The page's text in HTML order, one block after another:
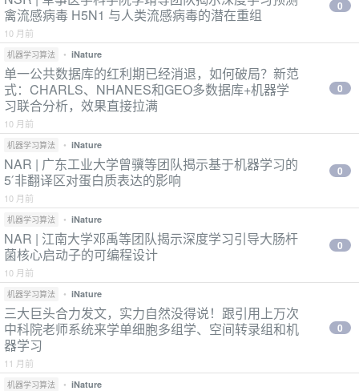
禽流感病毒 H5N1 与人类流感病毒的潜在重组
10 月前
0
机器学习算法 • iNature
单一公共数据库的红利期已经消退，如何破局？新范
式：CHARLS、NHANES和GEO多数据库+机器学
习联合分析，效果直接拉满
10 月前
0
机器学习算法 • iNature
NAR | 广东工业大学曾骥等团队揭示基于机器学习的
5′非翻译区对蛋白质表达的影响
10 月前
0
机器学习算法 • iNature
NAR | 江南大学邓禹等团队揭示深度学习引导大肠杆
菌核心启动子的可编程设计
10 月前
0
机器学习算法 • iNature
三大巨头合力发文，实力自然没得说！跟引用上万次
中科院老师系统来学单细胞多组学、空间转录组和机
器学习
11 月前
0
机器学习算法 • iNature